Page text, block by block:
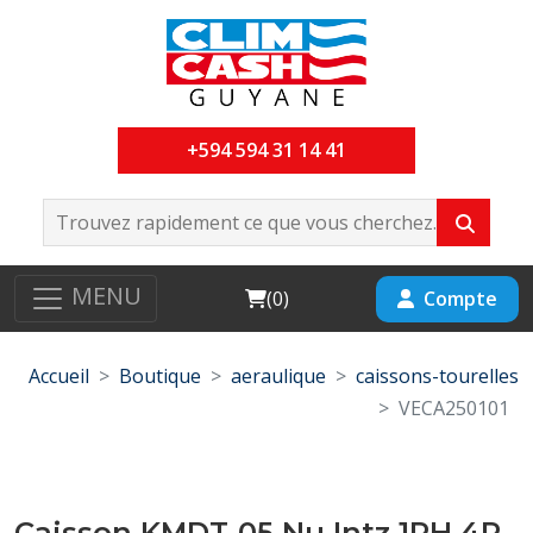
+594 594 31 14 41
MENU Cart
(0) Compte
Accueil Boutique aeraulique
caissons-tourelles
VECA250101